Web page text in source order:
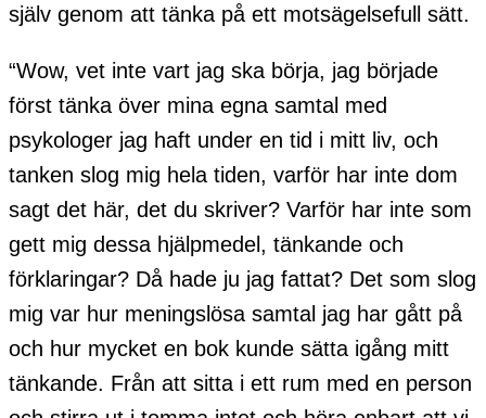
själv genom att tänka på ett motsägelsefull sätt.
“Wow, vet inte vart jag ska börja, jag började
först tänka över mina egna samtal med
psykologer jag haft under en tid i mitt liv, och
tanken slog mig hela tiden, varför har inte dom
sagt det här, det du skriver? Varför har inte som
gett mig dessa hjälpmedel, tänkande och
förklaringar? Då hade ju jag fattat? Det som slog
mig var hur meningslösa samtal jag har gått på
och hur mycket en bok kunde sätta igång mitt
tänkande. Från att sitta i ett rum med en person